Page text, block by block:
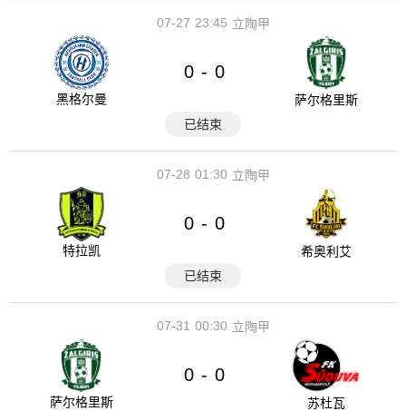
23:45
07-27 立陶甲
黑格尔曼
0 - 0
萨尔格里斯
已结束
01:30
07-28 立陶甲
特拉凯
0 - 0
希奥利艾
已结束
00:30
07-31 立陶甲
萨尔格里斯
0 - 0
苏杜瓦